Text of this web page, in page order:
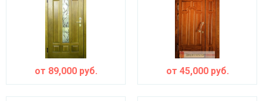
от 89,000руб. от 45,000руб.